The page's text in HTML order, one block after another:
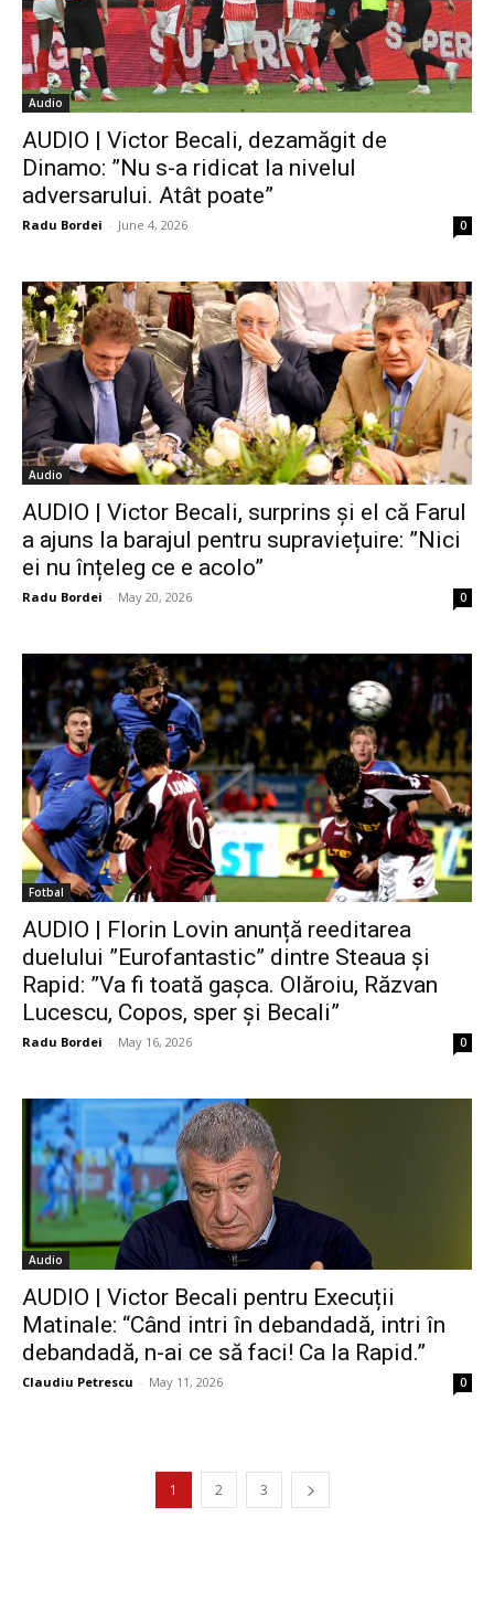
Audio
AUDIO | Victor Becali, dezamăgit de
Dinamo: ”Nu s-a ridicat la nivelul
adversarului. Atât poate”
Radu Bordei - June 4, 2026 0
Audio
AUDIO | Victor Becali, surprins și el că Farul
a ajuns la barajul pentru supraviețuire: ”Nici
ei nu înțeleg ce e acolo”
Radu Bordei - May 20, 2026 0
Fotbal
AUDIO | Florin Lovin anunță reeditarea
duelului ”Eurofantastic” dintre Steaua și
Rapid: ”Va fi toată gașca. Olăroiu, Răzvan
Lucescu, Copos, sper și Becali”
Radu Bordei - May 16, 2026 0
Audio
AUDIO | Victor Becali pentru Execuții
Matinale: “Când intri în debandadă, intri în
debandadă, n-ai ce să faci! Ca la Rapid.”
Claudiu Petrescu - May 11, 2026 0
1 2 3